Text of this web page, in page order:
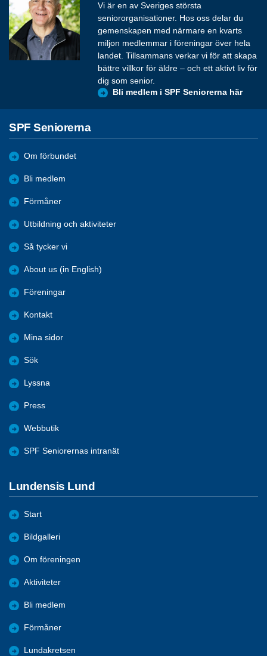
Vi är en av Sveriges största
seniororganisationer. Hos oss delar du
gemenskapen med närmare en kvarts
miljon medlemmar i föreningar över hela
landet. Tillsammans verkar vi för att skapa
bättre villkor för äldre – och ett aktivt liv för
dig som senior.
Bli medlem i SPF Seniorerna här
SPF Seniorerna
Om förbundet
Bli medlem
Förmåner
Utbildning och aktiviteter
Så tycker vi
About us (in English)
Föreningar
Kontakt
Mina sidor
Sök
Lyssna
Press
Webbutik
SPF Seniorernas intranät
Lundensis Lund
Start
Bildgalleri
Om föreningen
Aktiviteter
Bli medlem
Förmåner
Lundakretsen